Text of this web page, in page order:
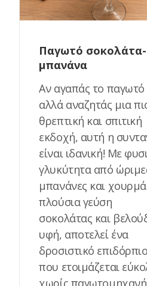
Παγωτό σοκολάτα-
μπανάνα
Αν αγαπάς το παγωτό
αλλά αναζητάς μια
θρεπτική και σπιτική
εκδοχή, αυτή η
είναι ιδανική! Με
γλυκύτητα από
μπανάνες και
πλούσια γεύση
σοκολάτας και
υφή, αποτελεί ένα
δροσιστικό επιδόρπιο
που ετοιμάζεται
χωρίς παγωτομηχανή.